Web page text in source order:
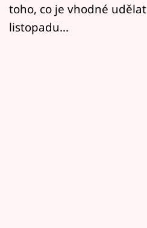
Přihlášení
toho, co je vhodné
listopadu...